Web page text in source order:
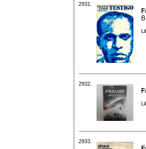
2931.
2932.
2933.